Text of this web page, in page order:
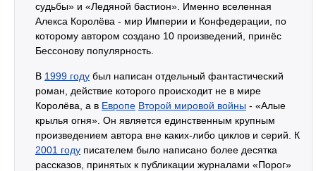
судьбы» и «Ледяной бастион». Именно вселенная
Алекса Королёва - мир Империи и Конфедерации, по
которому автором создано 10 произведений, принёс
Бессонову популярность.
В 1999 году был написан отдельный фантастический
роман, действие которого происходит не в мире
Королёва, а в Европе Второй мировой войны - «Алые
крылья огня». Он является единственным крупным
произведением автора вне каких-либо циклов и серий. К
2001 году писателем было написано более десятка
рассказов, принятых к публикации журналами «Порог»